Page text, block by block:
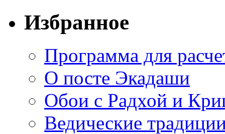
Избранное
Программа для
О посте Экадаши
Обои с Радхой и
Ведические